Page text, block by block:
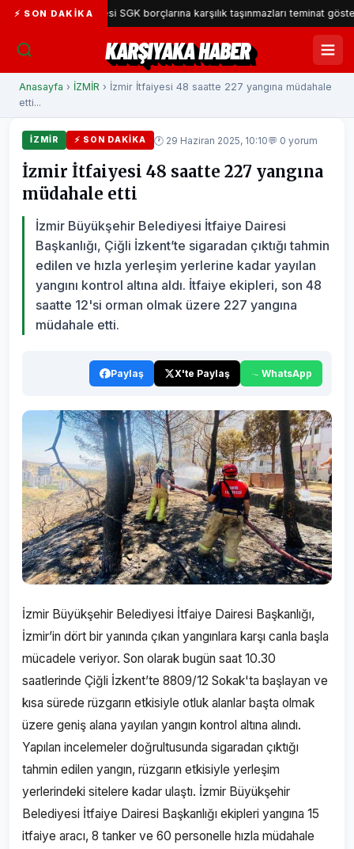
⚡ SON DAKIKA
Belediyesi SGK borçlarına karşılık taşınmazları teminat gösterecek
KARŞIYAKA HABER
Anasayfa › İZMİR › İzmir İtfaiyesi 48 saatte 227 yangına müdahale
etti...
İZMİR ⚡ SON DAKIKA 🕐 29 Haziran 2025, 10:10💬 0 yorum
İzmir İtfaiyesi 48 saatte 227 yangına
müdahale etti
İzmir Büyükşehir Belediyesi İtfaiye Dairesi
Başkanlığı, Çiğli İzkent’te sigaradan çıktığı tahmin
edilen ve hızla yerleşim yerlerine kadar yayılan
yangını kontrol altına aldı. İtfaiye ekipleri, son 48
saatte 12'si orman olmak üzere 227 yangına
müdahale etti.
Paylaş X'te Paylaş WhatsApp
İzmir Büyükşehir Belediyesi İtfaiye Dairesi Başkanlığı,
İzmir’in dört bir yanında çıkan yangınlara karşı canla başla
mücadele veriyor. Son olarak bugün saat 10.30
saatlerinde Çiğli İzkent’te 8809/12 Sokak'ta başlayan ve
kısa sürede rüzgarın etkisiyle otluk alanlar başta olmak
üzere geniş alana yayılan yangın kontrol altına alındı.
Yapılan incelemeler doğrultusunda sigaradan çıktığı
tahmin edilen yangın, rüzgarın etkisiyle yerleşim
yerlerindeki sitelere kadar ulaştı. İzmir Büyükşehir
Belediyesi İtfaiye Dairesi Başkanlığı ekipleri yangına 15
itfaiye aracı, 8 tanker ve 60 personelle hızla müdahale